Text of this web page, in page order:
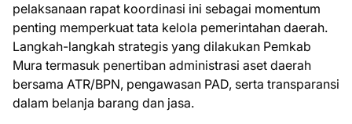
pelaksanaan rapat koordinasi ini sebagai momentum
penting memperkuat tata kelola pemerintahan daerah.
Langkah-langkah strategis yang dilakukan Pemkab
Mura termasuk penertiban administrasi aset daerah
bersama ATR/BPN, pengawasan PAD, serta transparansi
dalam belanja barang dan jasa.